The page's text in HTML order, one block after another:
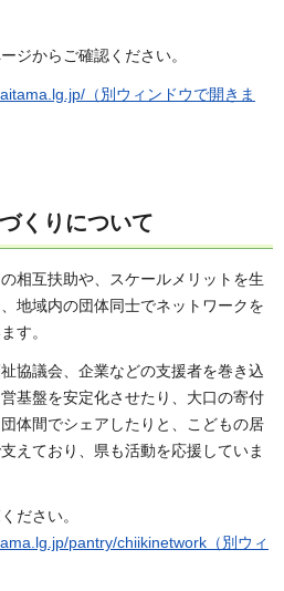
ジからご確認ください。
（別ウィンドウで開きま
くりについて
相互扶助や、スケールメリットを生
地域内の団体同士でネットワークを
す。
協議会、企業などの支援者を巻き込
基盤を安定化させたり、大口の寄付
体間でシェアしたりと、こどもの居
えており、県も活動を応援していま
ださい。
pantry/chiikinetwork（別ウィ